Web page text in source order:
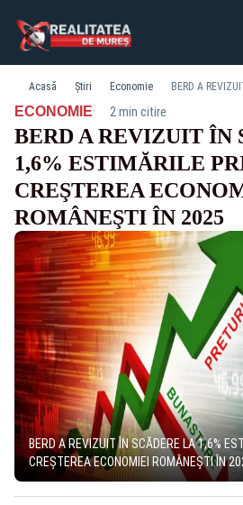
Acasă Știri Economie
ECONOMIE· 2 min citire
BERD A REVIZUIT ÎN
1,6% ESTIMĂRILE
CREŞTEREA
ROMÂNEŞTI ÎN 2025
BERD A REVIZUIT ÎN SCĂDERE LA 1,6%
CREŞTEREA ECONOMIEI ROMÂNEŞTI ÎN